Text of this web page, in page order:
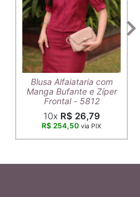
Blusa Alfaiataria com
Manga Bufante e Zíper
Frontal - 5812
10x R$ 26,79
R$ 254,50 via PIX